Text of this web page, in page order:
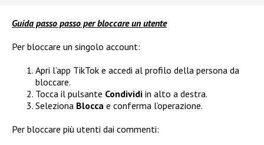
Guida passo passo per bloccare un utente
Per bloccare un singolo account:
Apri l’app TikTok e accedi al profilo della persona da
bloccare.
Tocca il pulsante Condividi in alto a destra.
Seleziona Blocca e conferma l’operazione.
Per bloccare più utenti dai commenti: